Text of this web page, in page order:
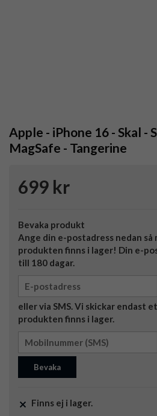
Apple - iPhone 16 - Skal -
MagSafe - Tangerine
699 kr
Bevaka produkt
Ange din e-postadress nedan så
produkten finns i lager! Din e-
till 180 dagar.
eller via SMS. Vi skickar endast
produkten finns i lager.
Bevaka
Finns ej i lager.